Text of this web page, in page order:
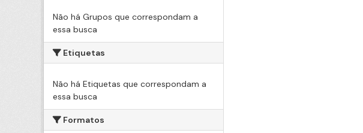
Não há Grupos que correspondam a
essa busca
Etiquetas
Não há Etiquetas que correspondam a
essa busca
Formatos